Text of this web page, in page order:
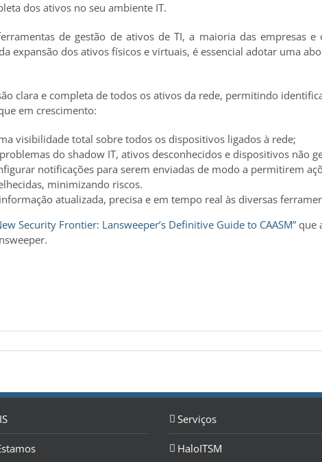
dos ativos no seu ambiente IT.
de gestão de ativos de TI, a maioria das empresas
expansão dos ativos físicos e virtuais, é essencial adotar uma
clara e completa de todos os ativos da rede, permitindo
em crescimento:
visibilidade total sobre todos os dispositivos ligados à rede;
do shadow IT, ativos desconhecidos e dispositivos não
notificações para serem enviadas de modo a permitirem
minimizando riscos.
atualizada, precisa e em tempo real às diversas
Security Frontier: Lansweeper’s Definitive Guide to CAASM”que
Serviços
HaloITSM